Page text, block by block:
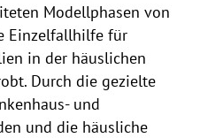
Modellphasen von
Einzelfallhilfe für
in der häuslichen
Durch die gezielte
und
und die häusliche